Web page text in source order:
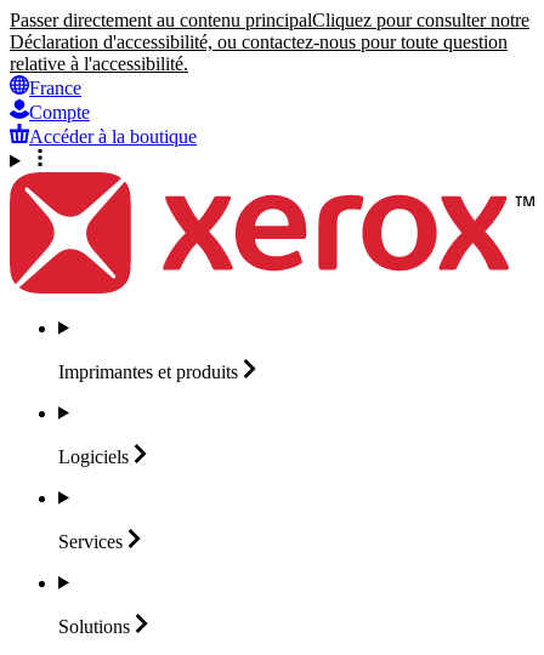
Passer directement au contenu principalCliquez pour consulter notre
Déclaration d'accessibilité, ou contactez-nous pour toute question
relative à l'accessibilité.
France
Compte
Accéder à la boutique
Imprimantes et produits
Logiciels
Services
Solutions